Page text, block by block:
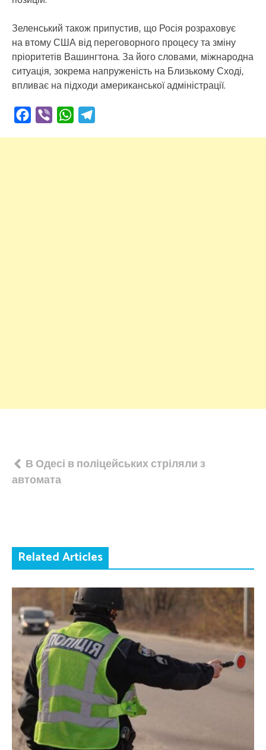
Зеленський також припустив, що Росія розраховує
на втому США від переговорного процесу та зміну
пріоритетів Вашингтона. За його словами, міжнародна
ситуація, зокрема напруженість на Близькому Сході,
впливає на підходи американської адміністрації.
Facebook
Viber WhatsApp
Навігація
записів
В Одесі в поліцейських стріляли з
автомата
Related Articles